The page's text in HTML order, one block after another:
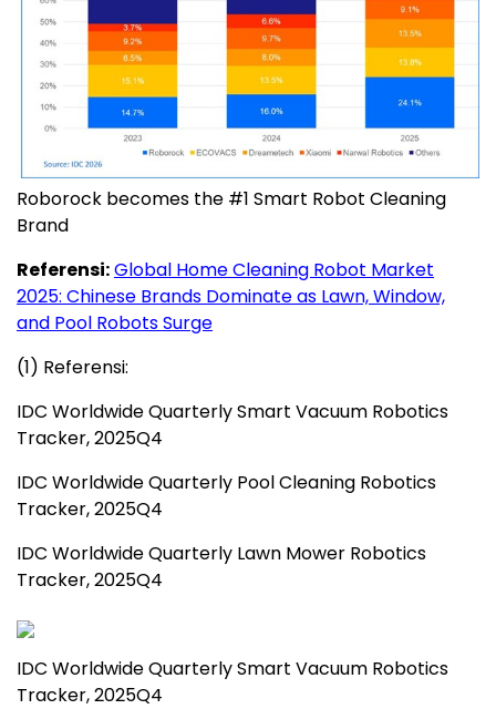
Roborock becomes the #1 Smart Robot Cleaning
Brand
Referensi:Global Home Cleaning Robot Market
2025: Chinese Brands Dominate as Lawn, Window,
and Pool Robots Surge
(1) Referensi:
IDC Worldwide Quarterly Smart Vacuum Robotics
Tracker, 2025Q4
IDC Worldwide Quarterly Pool Cleaning Robotics
Tracker, 2025Q4
IDC Worldwide Quarterly Lawn Mower Robotics
Tracker, 2025Q4
IDC Worldwide Quarterly Smart Vacuum Robotics
Tracker, 2025Q4